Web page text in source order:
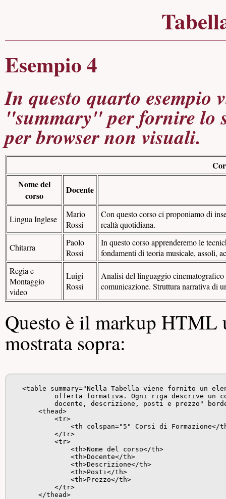
Esempio 4
In questo quarto
"summary" per fornire lo
per browser non visuali.
Nome del
corso
Docente
Lingua Inglese
Mario
Rossi
Con questo corso ci proponiamo di
realtà quotidiana.
Chitarra
Paolo
Rossi
In questo corso apprenderemo le
fondamenti di teoria musicale, assoli,
Regia e
Montaggio
video
Luigi
Rossi
Analisi del linguaggio
comunicazione. Struttura narrativa di
Questo è il markup HTML
mostrata sopra:
<table summary="Nella Tabella viene fornito un
offerta formativa. Ogni riga descrive un
docente, descrizione, posti e prezzo"
        <thead>
            <tr>
<th colspan="5" Corsi di Formazione</
            </tr>
            <tr>
                <th>Nome del corso</th>
                <th>Docente</th>
                <th>Descrizione</th>
                <th>Posti</th>
                <th>Prezzo</th>
            </tr>
        </thead>